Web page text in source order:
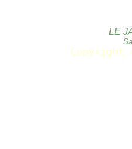
LE
Copyright